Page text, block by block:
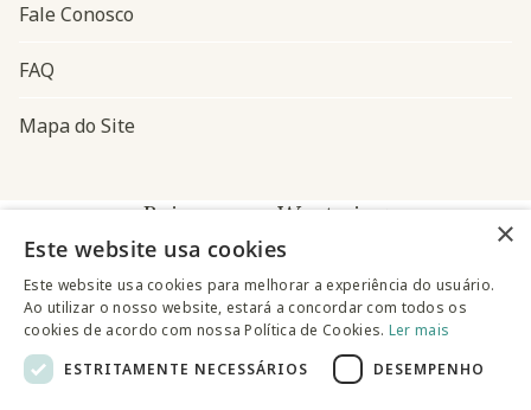
Fale Conosco
FAQ
Mapa do Site
Baixe o app Westwing
×
Este website usa cookies
Este website usa cookies para melhorar a experiência do usuário.
Ao utilizar o nosso website, estará a concordar com todos os
cookies de acordo com nossa Política de Cookies. Ler mais
ESTRITAMENTE NECESSÁRIOS
DESEMPENHO